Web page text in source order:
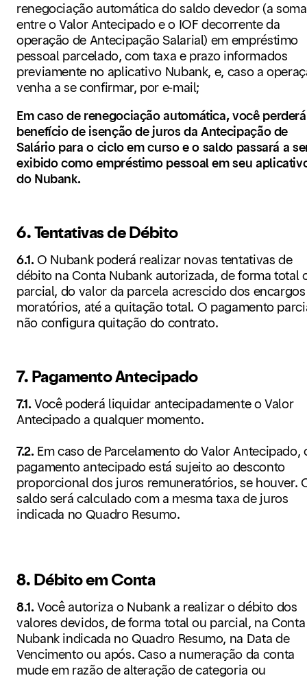
renegociação automática do saldo devedor (a soma
entre o Valor Antecipado e o IOF decorrente da
operação de Antecipação Salarial) em empréstimo
pessoal parcelado, com taxa e prazo informados
previamente no aplicativo Nubank, e, caso a
venha a se confirmar, por e-mail;
Em caso de renegociação automática, você
benefício de isenção de juros da Antecipação de
Salário para o ciclo em curso e o saldo passará a
exibido como empréstimo pessoal em seu
do Nubank.
6. Tentativas de Débito
6.1. O Nubank poderá realizar novas tentativas de
débito na Conta Nubank autorizada, de forma total
parcial, do valor da parcela acrescido dos encargos
moratórios, até a quitação total. O pagamento
não configura quitação do contrato.
7. Pagamento Antecipado
7.1.Você poderá liquidar antecipadamente o Valor
Antecipado a qualquer momento.
7.2. Em caso de Parcelamento do Valor Antecipado,
pagamento antecipado está sujeito ao desconto
proporcional dos juros remuneratórios, se houver.
saldo será calculado com a mesma taxa de juros
indicada no Quadro Resumo.
8. Débito em Conta
8.1.Você autoriza o Nubank a realizar o débito dos
valores devidos, de forma total ou parcial, na
Nubank indicada no Quadro Resumo, na Data de
Vencimento ou após. Caso a numeração da conta
mude em razão de alteração de categoria ou